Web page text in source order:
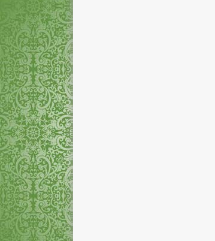
Rina Indriyasari, A.Md.
NIP
STAT
PEND